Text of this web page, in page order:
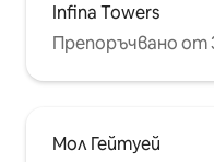
Infina Towers
Препоръчвано
Мол Гейтуей